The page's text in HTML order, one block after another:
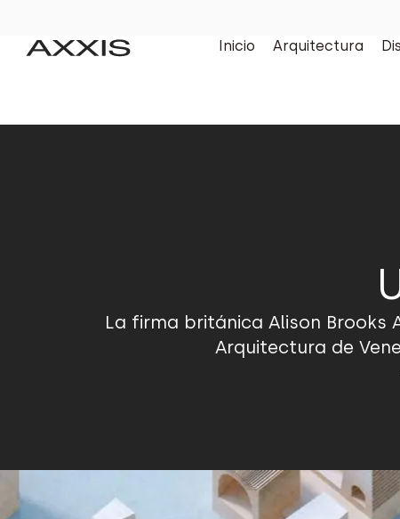
Inicio Arquitectura
La firma británica Alison Brooks
Arquitectura de